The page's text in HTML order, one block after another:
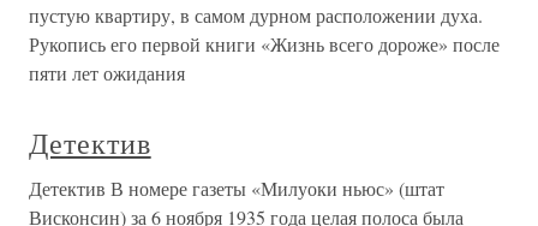
пустую квартиру, в самом дурном расположении духа.
Рукопись его первой книги «Жизнь всего дороже» после
пяти лет ожидания
Детектив
Детектив В номере газеты «Милуоки ньюс» (штат
Висконсин) за 6 ноября 1935 года целая полоса была